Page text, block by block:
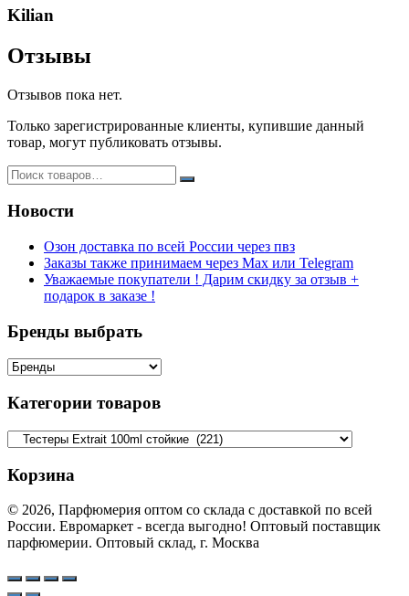
Kilian
Отзывы
Отзывов пока нет.
Только зарегистрированные клиенты, купившие данный
товар, могут публиковать отзывы.
Новости
Озон доставка по всей России через пвз
Заказы также принимаем через Max или Telegram
Уважаемые покупатели ! Дарим скидку за отзыв +
подарок в заказе !
Бренды выбрать
Категории товаров
Корзина
© 2026, Парфюмерия оптом со склада с доставкой по всей
России. Евромаркет - всегда выгодно! Оптовый поставщик
парфюмерии. Оптовый склад, г. Москва